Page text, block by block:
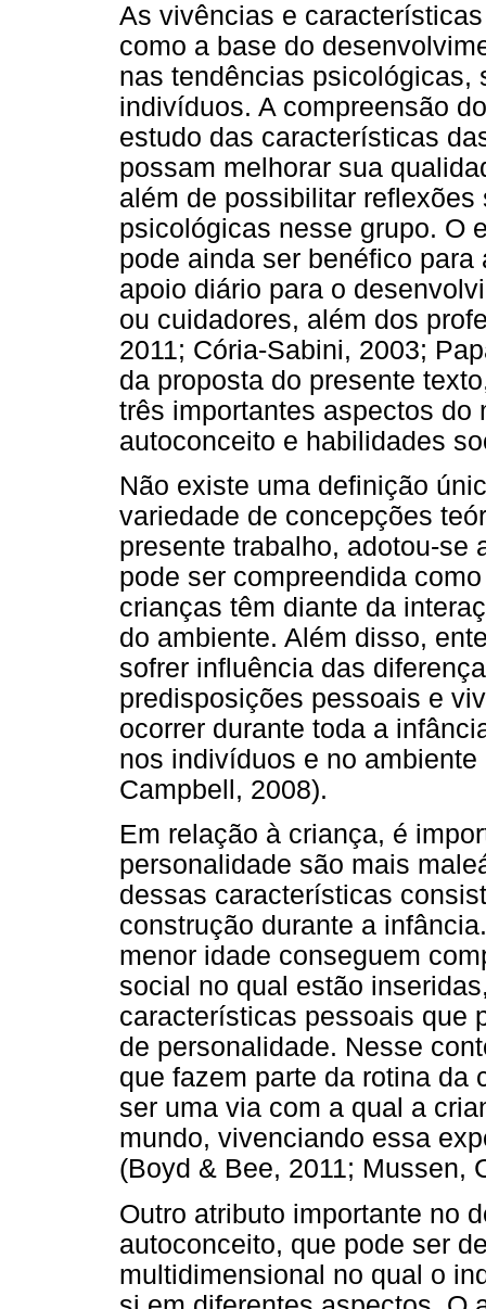
As vivências e
como a base do
nas tendências psicológicas,
indivíduos. A compreensão
estudo das características
possam melhorar sua
além de possibilitar
psicológicas nesse grupo. O
pode ainda ser benéfico
apoio diário para o
ou cuidadores, além dos
2011; Cória-Sabini, 2003;
da proposta do presente
três importantes aspectos do
autoconceito e habilidades
Não existe uma definição
variedade de concepções
presente trabalho, adotou-se
pode ser compreendida
crianças têm diante da
do ambiente. Além disso,
sofrer influência das
predisposições pessoais e
ocorrer durante toda a
nos indivíduos e no
Campbell, 2008).
Em relação à criança, é
personalidade são mais
dessas características
construção durante a
menor idade conseguem
social no qual estão
características pessoais que
de personalidade. Nesse
que fazem parte da rotina da
ser uma via com a qual a
mundo, vivenciando essa
(Boyd & Bee, 2011; Mussen,
Outro atributo importante no
autoconceito, que pode ser
multidimensional no qual o